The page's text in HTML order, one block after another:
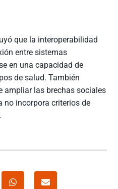
que la interoperabilidad
entre sistemas
en una capacidad de
de salud. También
ampliar las brechas sociales
no incorpora criterios de